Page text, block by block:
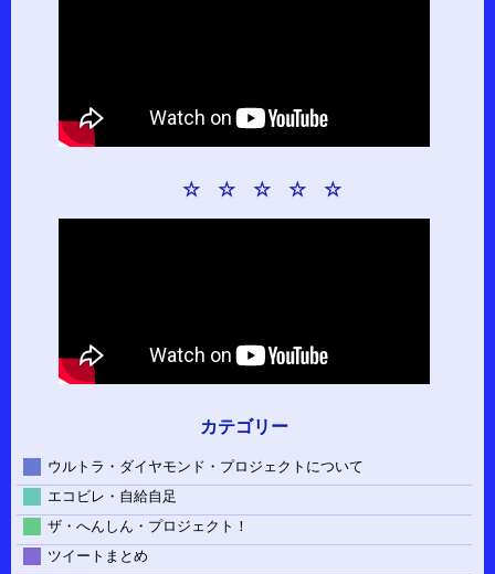
☆ ☆ ☆ ☆ ☆
カテゴリー
ウルトラ・ダイヤモンド・プロジェクトについて
エコビレ・自給自足
ザ・へんしん・プロジェクト！
ツイートまとめ